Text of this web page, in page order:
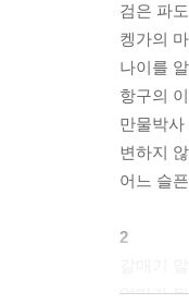
검은 파
켕가의
나이를
항구의
만물박
변하지
어느 슬
2
엄마가